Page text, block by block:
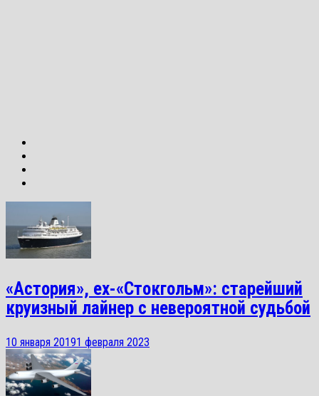
«Астория», ex-«Стокгольм»: старейший
круизный лайнер с невероятной судьбой
10 января 20191 февраля 2023